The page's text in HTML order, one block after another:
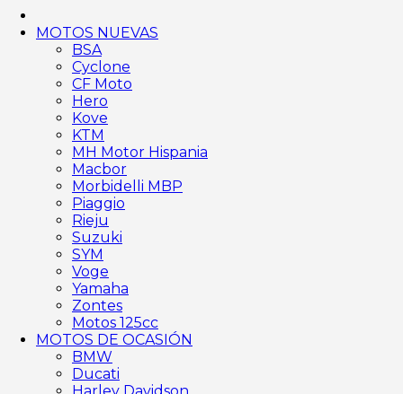
MOTOS NUEVAS
BSA
Cyclone
CF Moto
Hero
Kove
KTM
MH Motor Hispania
Macbor
Morbidelli MBP
Piaggio
Rieju
Suzuki
SYM
Voge
Yamaha
Zontes
Motos 125cc
MOTOS DE OCASIÓN
BMW
Ducati